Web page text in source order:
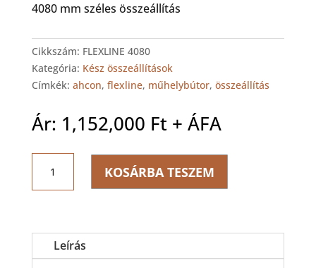
4080 mm széles összeállítás
Cikkszám: FLEXLINE 4080
Kategória: Kész összeállítások
Címkék: ahcon, flexline, műhelybútor, összeállítás
Ár: 1,152,000 Ft + ÁFA
4080
mennyiség
KOSÁRBA TESZEM
Leírás